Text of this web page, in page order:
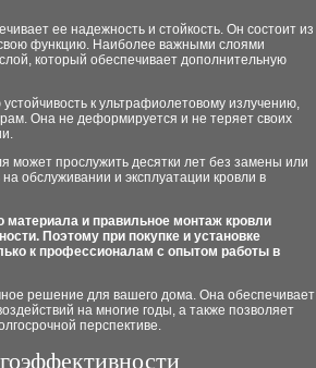
ее надежность и стойкость. Он состоит из
функцию. Наиболее важными слоями
который обеспечивает дополнительную
к ультрафиолетовому излучению,
Она не деформируется и не теряет своих
может прослужить десятки лет без замены или
обслуживании и эксплуатации кровли в
материала и правильное монтаж кровли
Поэтому при покупке и установке
к профессионалам с опытом работы в
решение для вашего дома. Она обеспечивает
на многие годы, а также позволяет
перспективе.